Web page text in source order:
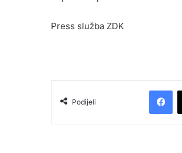
Press služba ZDK
Podijeli